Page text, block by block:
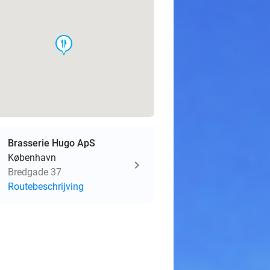
food
Brasserie Hugo ApS
København
Bredgade 37
Routebeschrijving